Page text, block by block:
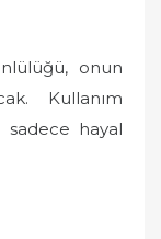
onun
Kullanım
sadece hayal